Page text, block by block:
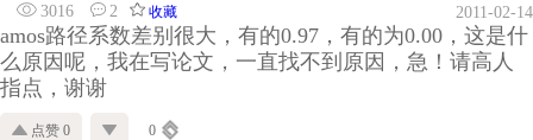
3016
2 收藏 2011-02-14
amos路径系数差别很大，有的0.97，有的为0.00，这是什
么原因呢，我在写论文，一直找不到原因，急！请高人
指点，谢谢
点赞 0 0